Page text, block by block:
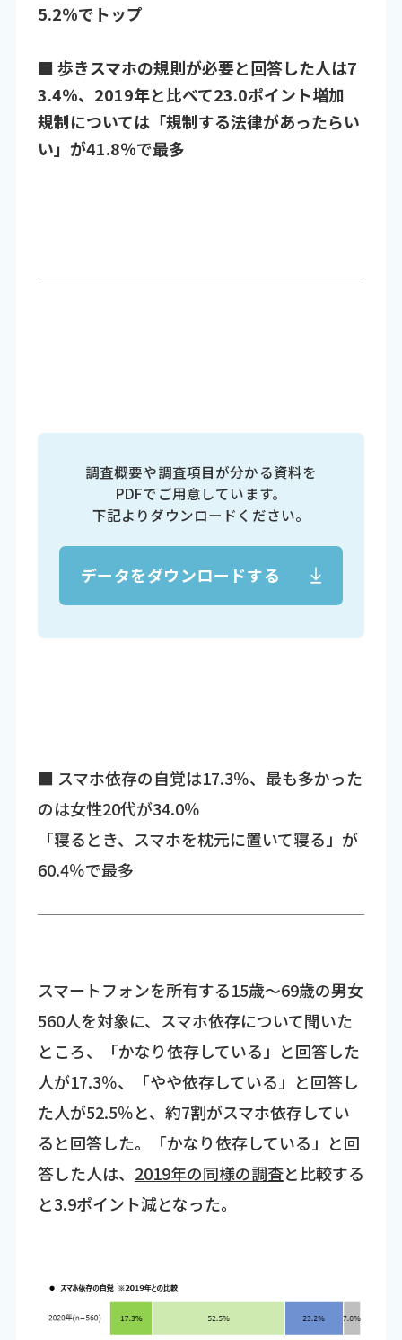
5.2％でトップ
■ 歩きスマホの規則が必要と回答した人は7
3.4％、2019年と比べて23.0ポイント増加
規制については「規制する法律があったらい
い」が41.8％で最多
調査概要や調査項目が分かる資料を
PDFでご用意しています。
下記よりダウンロードください。
データをダウンロードする
■ スマホ依存の自覚は17.3％、最も多かった
のは女性20代が34.0％
「寝るとき、スマホを枕元に置いて寝る」が
60.4％で最多
スマートフォンを所有する15歳～69歳の男女
560人を対象に、スマホ依存について聞いた
ところ、「かなり依存している」と回答した
人が17.3％、「やや依存している」と回答し
た人が52.5％と、約7割がスマホ依存してい
ると回答した。「かなり依存している」と回
答した人は、 2019年の同様の調査と比較する
と3.9ポイント減となった。